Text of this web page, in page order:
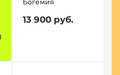
13 900 руб.